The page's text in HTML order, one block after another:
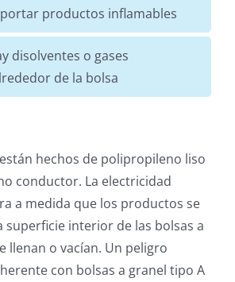
productos inflamables
disolventes o gases
de la bolsa
hechos de polipropileno liso
conductor. La electricidad
a medida que los productos se
superficie interior de las bolsas a
llenan o vacían. Un peligro
con bolsas a granel tipo A